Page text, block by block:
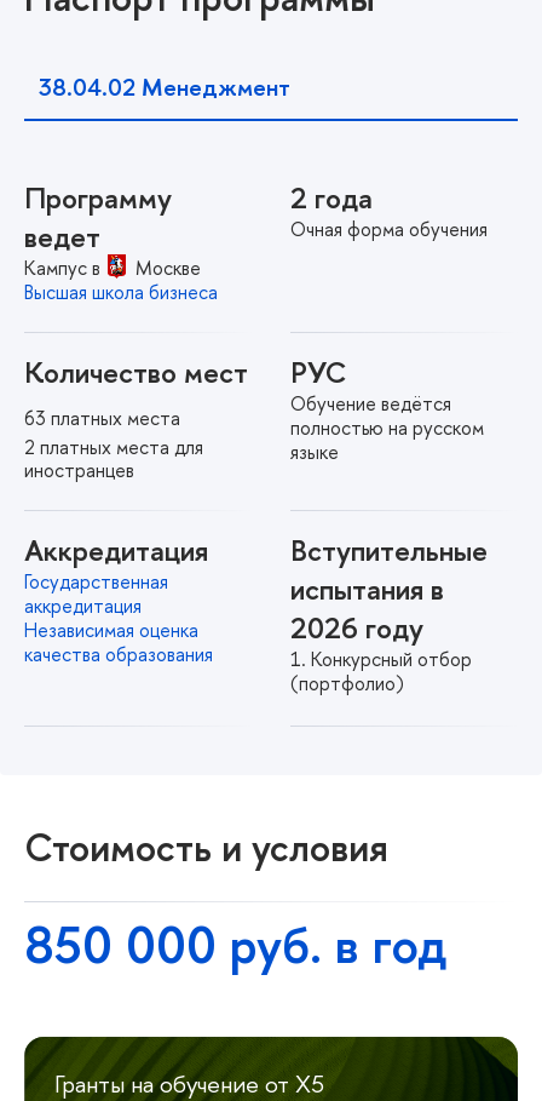
38.04.02 Менеджмент
Программу
ведет
Кампус в
Москве
Высшая школа бизнеса
2 года
Очная форма обучения
Количество мест
63 платных места
2 платных места для
иностранцев
РУС
Обучение ведётся
полностью на русском
языке
Аккредитация
Государственная
аккредитация
Независимая оценка
качества образования
Вступительные
испытания в
2026 году
Конкурсный отбор
(портфолио)
Стоимость и условия
850 000 руб. в год
Гранты на обучение от Х5